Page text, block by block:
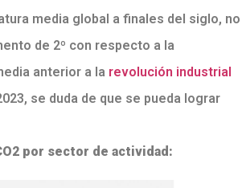
media global a finales del siglo, no
de 2º con respecto a la
anterior a la revolución industrial
se duda de que se pueda lograr
por sector de actividad: